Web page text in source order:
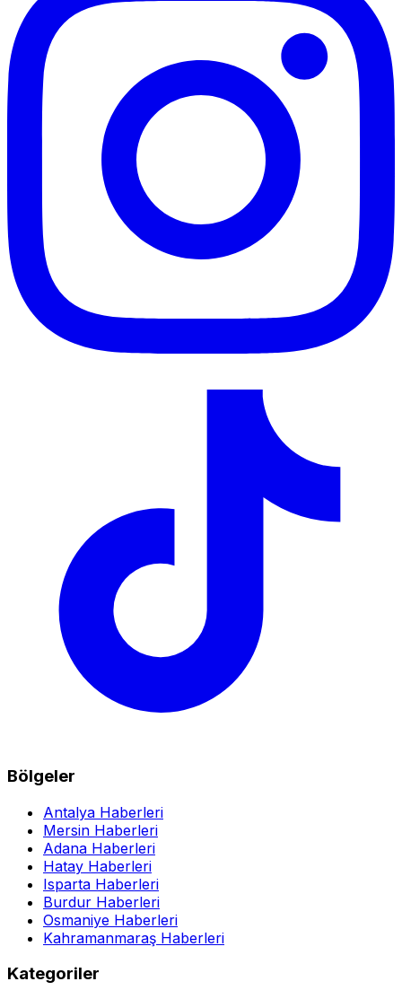
Bölgeler
Antalya Haberleri
Mersin Haberleri
Adana Haberleri
Hatay Haberleri
Isparta Haberleri
Burdur Haberleri
Osmaniye Haberleri
Kahramanmaraş Haberleri
Kategoriler